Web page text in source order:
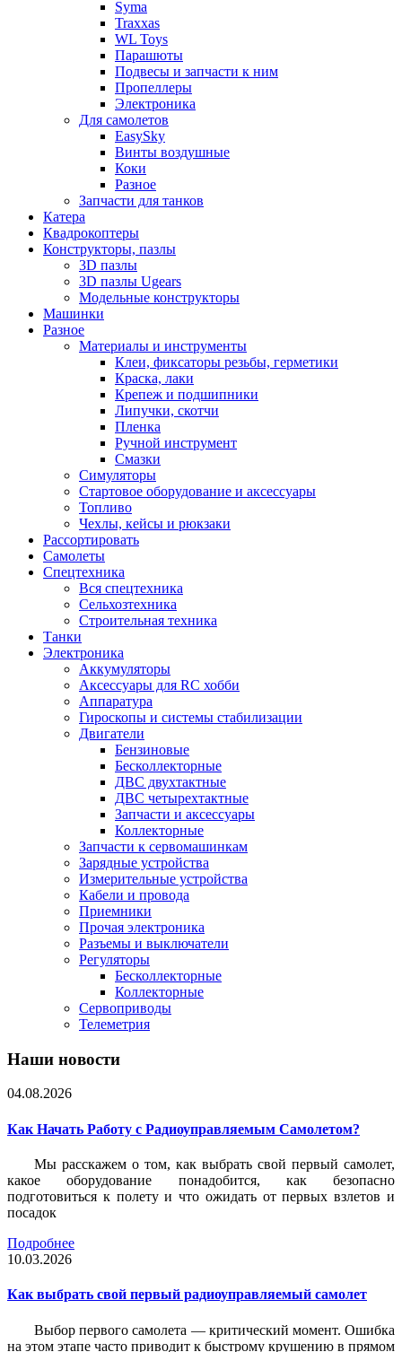
Syma
Traxxas
WL Toys
Парашюты
Подвесы и запчасти к ним
Пропеллеры
Электроника
Для самолетов
EasySky
Винты воздушные
Коки
Разное
Запчасти для танков
Катера
Квадрокоптеры
Конструкторы, пазлы
3D пазлы
3D пазлы Ugears
Модельные конструкторы
Машинки
Разное
Материалы и инструменты
Клеи, фиксаторы резьбы, герметики
Краска, лаки
Крепеж и подшипники
Липучки, скотчи
Пленка
Ручной инструмент
Смазки
Симуляторы
Стартовое оборудование и аксессуары
Топливо
Чехлы, кейсы и рюкзаки
Рассортировать
Самолеты
Спецтехника
Вся спецтехника
Сельхозтехника
Строительная техника
Танки
Электроника
Аккумуляторы
Аксессуары для RC хобби
Аппаратура
Гироскопы и системы стабилизации
Двигатели
Бензиновые
Бесколлекторные
ДВС двухтактные
ДВС четырехтактные
Запчасти и аксессуары
Коллекторные
Запчасти к сервомашинкам
Зарядные устройства
Измерительные устройства
Кабели и провода
Приемники
Прочая электроника
Разъемы и выключатели
Регуляторы
Бесколлекторные
Коллекторные
Сервоприводы
Телеметрия
Наши новости
04.08.2026
Как Начать Работу с Радиоуправляемым Самолетом?
Мы расскажем о том, как выбрать свой первый самолет,
какое оборудование понадобится, как безопасно
подготовиться к полету и что ожидать от первых взлетов и
посадок
Подробнее
10.03.2026
Как выбрать свой первый радиоуправляемый самолет
Выбор первого самолета — критический момент. Ошибка
на этом этапе часто приводит к быстрому крушению в прямом